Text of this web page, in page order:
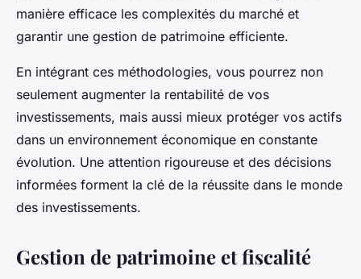
manière efficace les complexités du marché et
garantir une gestion de patrimoine efficiente.
En intégrant ces méthodologies, vous pourrez non
seulement augmenter la rentabilité de vos
investissements, mais aussi mieux protéger vos actifs
dans un environnement économique en constante
évolution. Une attention rigoureuse et des décisions
informées forment la clé de la réussite dans le monde
des investissements.
Gestion de patrimoine et fiscalité